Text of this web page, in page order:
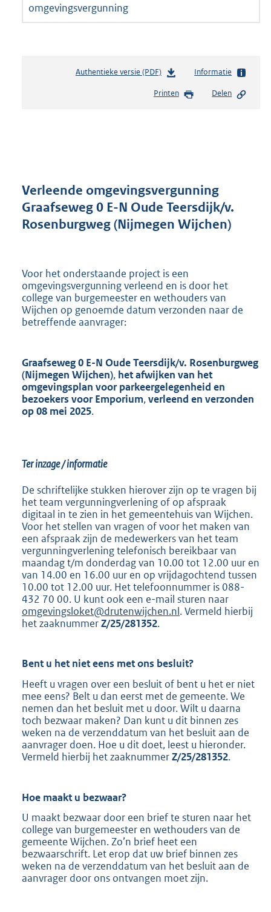
omgevingsvergunning
Authentieke versie (PDF)b
s
r
o
t
8
9
6
K
Informatie
Printen Delen
Verleende omgevingsvergunning
Graafseweg 0 E-N Oude Teersdijk/v.
Rosenburgweg (Nijmegen Wijchen)
Voor het onderstaande project is een
omgevingsvergunning verleend en is door het
college van burgemeester en wethouders van
Wijchen op genoemde datum verzonden naar de
betreffende aanvrager:
Graafseweg 0 E-N Oude Teersdijk/v. Rosenburgweg
(Nijmegen Wijchen), het afwijken van het
omgevingsplan voor parkeergelegenheid en
bezoekers voor Emporium,verleend en verzonden
op08 mei 2025.
Ter inzage / informatie
De schriftelijke stukken hierover zijn op te vragen bij
het team vergunningverlening of op afspraak
digitaal in te zien in het gemeentehuis van Wijchen.
Voor het stellen van vragen of voor het maken van
een afspraak zijn de medewerkers van het team
vergunningverlening telefonisch bereikbaar van
maandag t/m donderdag van 10.00 tot 12.00 uur en
van 14.00 en 16.00 uur en op vrijdagochtend tussen
10.00 tot 12.00 uur. Het telefoonnummer is 088-
432 70 00. U kunt ook een e-mail sturen naar
omgevingsloket@drutenwijchen.nl. Vermeld hierbij
het zaaknummerZ/25/281352.
Bent u het niet eens met ons besluit?
Heeft u vragen over een besluit of bent u het er niet
mee eens? Belt u dan eerst met de gemeente. We
nemen dan het besluit met u door. Wilt u daarna
toch bezwaar maken? Dan kunt u dit binnen zes
weken na de verzenddatum van het besluit aan de
aanvrager doen. Hoe u dit doet, leest u hieronder.
Vermeld hierbij het zaaknummerZ/25/281352.
Hoe maakt u bezwaar?
U maakt bezwaar door een brief te sturen naar het
college van burgemeester en wethouders van de
gemeente Wijchen. Zo’n brief heet een
bezwaarschrift. Let erop dat uw brief binnen zes
weken na de verzenddatum van het besluit aan de
aanvrager door ons ontvangen moet zijn.